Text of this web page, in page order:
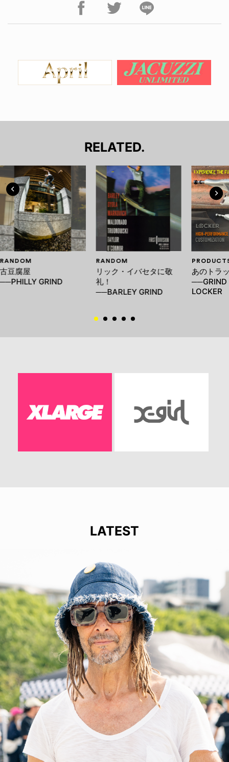
RELATED.
RANDOM
古豆腐屋
──PHILLY GRIND
RANDOM
リック・イバセタに敬
礼！
──BARLEY GRIND
あのトラ
──GRIND
LOCKER
LATEST